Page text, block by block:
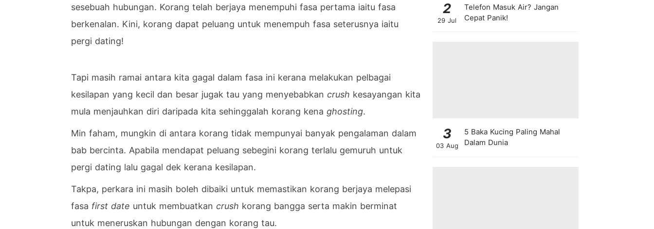
sesebuah hubungan. Korang telah berjaya menempuhi fasa pertama iaitu fasa
berkenalan. Kini, korang dapat peluang untuk menempuh fasa seterusnya iaitu
pergi dating!
Tapi masih ramai antara kita gagal dalam fasa ini kerana melakukan pelbagai
kesilapan yang kecil dan besar jugak tau yang menyebabkan crush kesayangan kita
mula menjauhkan diri daripada kita sehinggalah korang kena ghosting.
Min faham, mungkin di antara korang tidak mempunyai banyak pengalaman dalam
bab bercinta. Apabila mendapat peluang sebegini korang terlalu gemuruh untuk
pergi dating lalu gagal dek kerana kesilapan.
Takpa, perkara ini masih boleh dibaiki untuk memastikan korang berjaya melepasi
fasa first date untuk membuatkan crush korang bangga serta makin berminat
untuk meneruskan hubungan dengan korang tau.
2
29 Jul
Telefon Masuk Air? Jangan
Cepat Panik!
3
03 Aug
5 Baka Kucing Paling Mahal
Dalam Dunia